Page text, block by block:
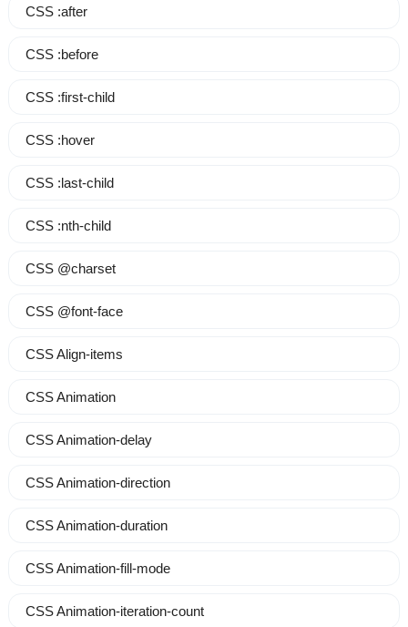
CSS :after
CSS :before
CSS :first-child
CSS :hover
CSS :last-child
CSS :nth-child
CSS @charset
CSS @font-face
CSS Align-items
CSS Animation
CSS Animation-delay
CSS Animation-direction
CSS Animation-duration
CSS Animation-fill-mode
CSS Animation-iteration-count